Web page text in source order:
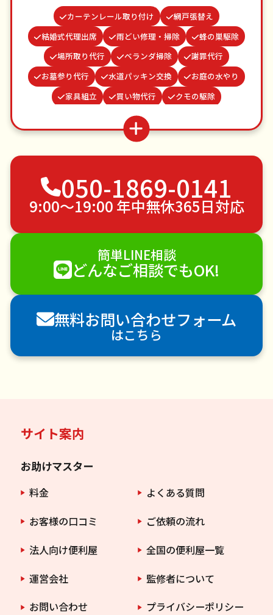
カーテンレール取り付け
網戸張替え
結婚式代理出席
雨どい修理・掃除
蜂の巣駆除
場所取り代行
ベランダ掃除
謝罪代行
お墓参り代行
水道パッキン交換
お庭の水やり
家具組立
買い物代行
クモの駆除
物置解体
並び代行
遺品整理・生前整理
つた・ツルの撤去
ゴキブリ駆除
不用品回収
ゴミ屋敷片付け
植木の剪定
植木の伐採
手すり取り付け
ペットのお世話
エアコンクリーニング
DIY・日曜大工
ハウスクリーニング
雪かき・雪下ろし
電球交換
襖（ふすま）の張替え
空き家管理
各種代行
害獣駆除
防草シート施工
ナメクジ駆除
害虫駆除
050-1869-0141
9:00〜19:00 年中無休365日対応
簡単LINE相談
どんなご相談でもOK!
無料お問い合わせフォーム
はこちら
サイト案内
お助けマスター
料金
よくある質問
お客様の口コミ
ご依頼の流れ
法人向け便利屋
全国の便利屋一覧
運営会社
監修者について
お問い合わせ
プライバシーポリシー